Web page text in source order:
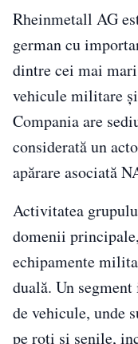
Rheinmetall AG
german cu
dintre cei mai
vehicule militare
Compania are
considerată un
apărare asociată
Activitatea
domenii
echipamente
duală. Un
de vehicule, unde
pe roți și șenile,